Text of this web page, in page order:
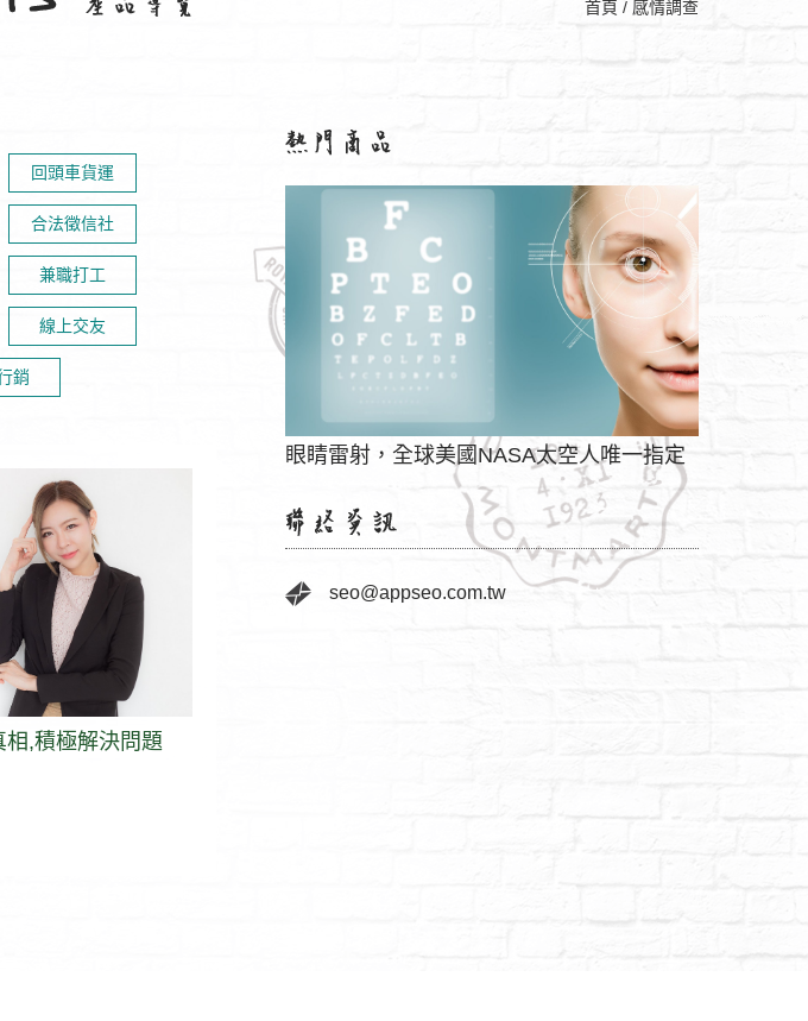
首頁 / 感情調查
回頭車貨運
合法徵信社
兼職打工
線上交友
銷
,積極解決問題
眼睛雷射，全球美國NASA太空人唯一指定
seo@appseo.com.tw